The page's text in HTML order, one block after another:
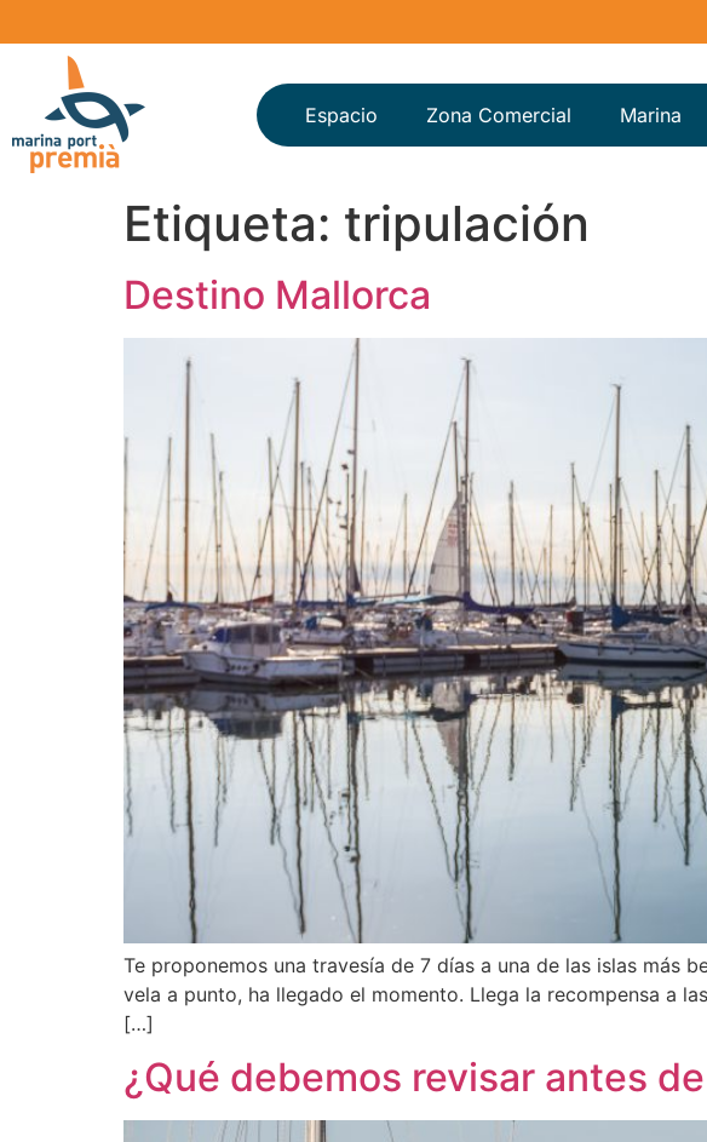
Espacio Zona Comercial Marina
Etiqueta: tripulación
Destino Mallorca
Te proponemos una travesía de 7 días a una de las islas más
vela a punto, ha llegado el momento. Llega la recompensa a
[…]
¿Qué debemos revisar antes